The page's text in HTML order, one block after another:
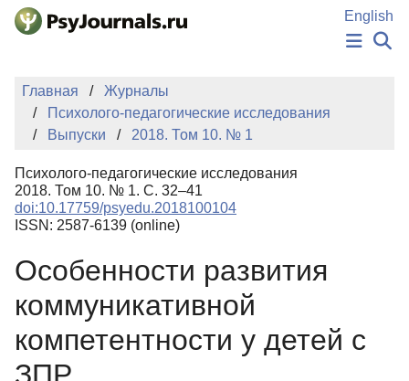
Перейти к основному содержанию
English
НОВОСТИ
АВТОРЫ
КЛЮЧЕВЫЕ СЛОВА
Регистрация
Главная
Журналы
Психолого-педагогические исследования
Выпуски
2018. Том 10. № 1
Психолого-педагогические исследования
2018. Том 10. № 1. С. 32–41
doi:10.17759/psyedu.2018100104
ISSN: 2587-6139 (online)
Особенности развития
коммуникативной
компетентности у детей с